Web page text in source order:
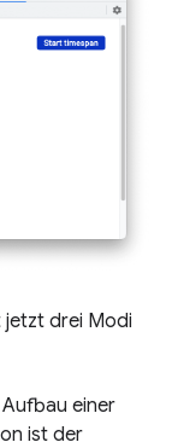
drei Modi
einer
ist der